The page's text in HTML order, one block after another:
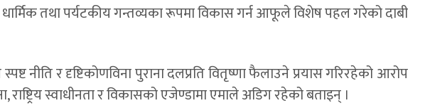
तथा पर्यटकीय गन्तव्यका रूपमा विकास गर्न आफूले विशेष पहल गरेको दाबी
नीति र दृष्टिकोणविना पुराना दलप्रति वितृष्णा फैलाउने प्रयास गरिरहेको आरोप
राष्ट्रिय स्वाधीनता र विकासको एजेण्डामा एमाले अडिग रहेको बताइन् ।